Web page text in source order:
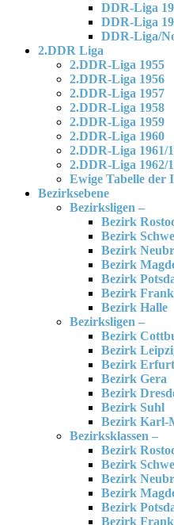
DDR-Liga
DDR-Liga
DDR-Liga/
2.DDR Liga
2.DDR-Liga 1955
2.DDR-Liga 1956
2.DDR-Liga 1957
2.DDR-Liga 1958
2.DDR-Liga 1959
2.DDR-Liga 1960
2.DDR-Liga 1961/
2.DDR-Liga 1962/
Ewige Tabelle der
Bezirksebene
Bezirksligen –
Bezirk
Bezirk
Bezirk
Bezirk
Bezirk
Bezirk
Bezirk Halle
Bezirksligen –
Bezirk
Bezirk
Bezirk Erfurt
Bezirk Gera
Bezirk
Bezirk Suhl
Bezirk Karl-
Bezirksklassen –
Bezirk
Bezirk
Bezirk
Bezirk
Bezirk
Bezirk